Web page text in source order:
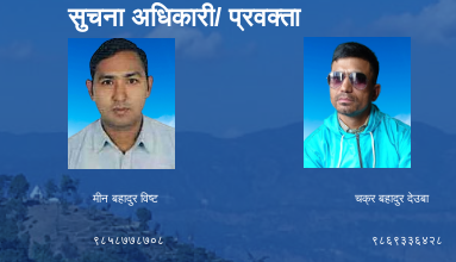
सुचना अधिकारी/ प्रवक्ता
मीन बहादुर विष्ट चक्र बहादुर देउबा
९८५८७७८७०८ ९८६९३३६४२८